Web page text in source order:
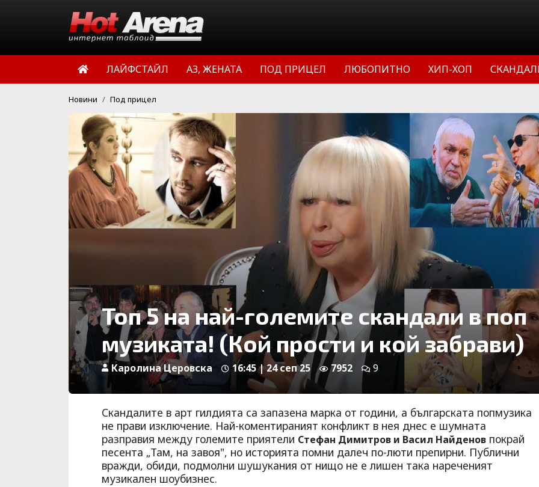
ЛАЙФСТАЙЛ АЗ, ЖЕНАТА ПОД ПРИЦЕЛ ЛЮБОПИТНО ХИП-ХОП
Новини Под прицел
Топ 5 на най-големите скандали в поп
музиката! (Кой прости и кой забрави)
Каролина Церовска 16:45 | 24 сеп 25 7952 9
Cкандалите в арт гилдията са запазена марка от години, а българската попмузика
не прави изключение. Най-коментираният конфликт в нея днес е шумната
разправия между големите приятели Стефан Димитров и Васил Найденов покрай
песента „Там, на завоя", но историята помни далеч по-люти препирни. Публични
вражди, обиди, подмолни шушукания от нищо не е лишен така нареченият
музикален шоубизнес.